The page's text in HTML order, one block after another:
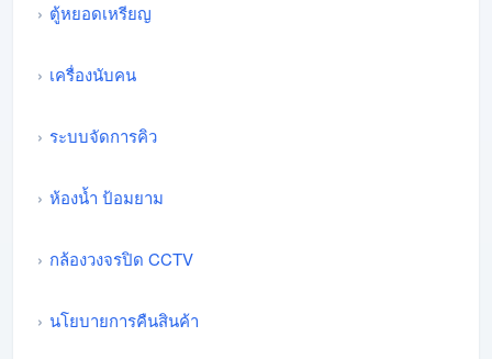
ตู้หยอดเหรียญ
เครื่องนับคน
ระบบจัดการคิว
ห้องน้ำ ป้อมยาม
กล้องวงจรปิด CCTV
นโยบายการคืนสินค้า